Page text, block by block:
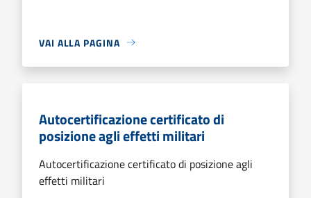
VAI ALLA PAGINA
Autocertificazione certificato di
posizione agli effetti militari
Autocertificazione certificato di posizione agli
effetti militari